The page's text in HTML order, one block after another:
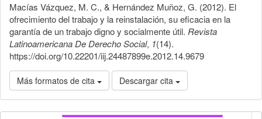
Macías Vázquez, M. C., & Hernández Muñoz, G. (2012). El
ofrecimiento del trabajo y la reinstalación, su eficacia en la
garantía de un trabajo digno y socialmente útil. Revista
Latinoamericana De Derecho Social, 1(14).
https://doi.org/10.22201/iij.24487899e.2012.14.9679
Más formatos de cita Descargar cita